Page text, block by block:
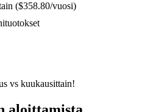
($358.80/vuosi)
vs kuukausittain!